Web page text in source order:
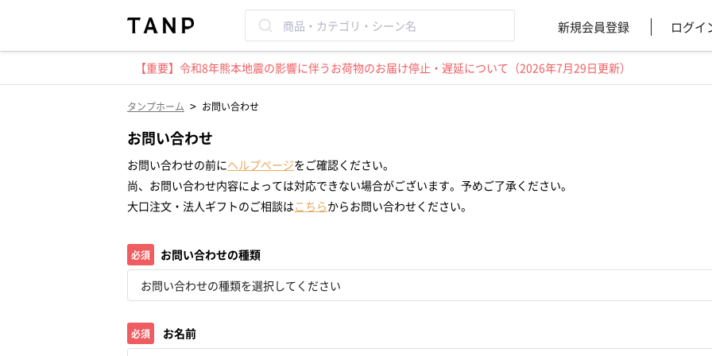
新規会員登録 ログイ
【重要】令和8年熊本地震の影響に伴うお荷物のお届け停止・遅延について（2026年7月29日更新）
タンプホーム > お問い合わせ
お問い合わせ
お問い合わせの前にヘルプページをご確認ください。
尚、お問い合わせ内容によっては対応できない場合がございます。予めご了承ください。
大口注文・法人ギフトのご相談はこちらからお問い合わせください。
必須 お問い合わせの種類
必須 お名前